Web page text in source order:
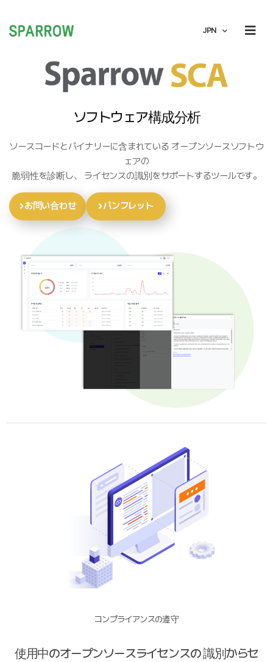
JPN
ソフトウェア構成分析
ソースコードとバイナリーに含まれている オープンソースソフトウ
ェアの
脆弱性を診断し、 ライセンスの識別をサポートするツールです。
お問い合わせ パンフレット
コンプライアンスの遵守
使用中のオープンソースライセンスの 識別からセ